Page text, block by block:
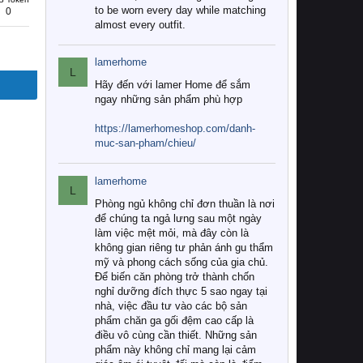
0
to be worn every day while matching
almost every outfit.
L
lamerhome
Hãy đến với lamer Home để sắm
ngay những sản phẩm phù hợp
https://lamerhomeshop.com/danh-
muc-san-pham/chieu/
L
lamerhome
Phòng ngủ không chỉ đơn thuần là nơi
để chúng ta ngả lưng sau một ngày
làm việc mệt mỏi, mà đây còn là
không gian riêng tư phản ánh gu thẩm
mỹ và phong cách sống của gia chủ.
Để biến căn phòng trở thành chốn
nghỉ dưỡng đích thực 5 sao ngay tại
nhà, việc đầu tư vào các bộ sản
phẩm chăn ga gối đệm cao cấp là
điều vô cùng cần thiết. Những sản
phẩm này không chỉ mang lại cảm